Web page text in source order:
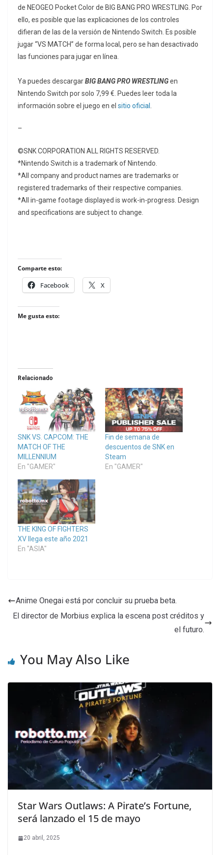
de NEOGEO Pocket Color de BIG BANG PRO WRESTLING. Por
ello, es posible que las explicaciones de los controles
difieran de las de la versión de Nintendo Switch. Es posible
jugar “VS MATCH” de forma local, pero se han desactivado
las funciones para jugar en línea.
Ya puedes descargarBIG BANG PRO WRESTLINGen
Nintendo Switch por solo 7,99 €. Puedes leer toda la
información sobre el juego en el sitio oficial
–
©SNK CORPORATION ALL RIGHTS RESERVED.
*Nintendo Switch is a trademark of Nintendo.
*All company and product names are trademarks or
registered trademarks of their respective companies.
*All in-game footage displayed is work-in-progress. Design
and specifications are subject to change.
Comparte esto:
Facebook X
Me gusta esto:
Relacionado
SNK VS. CAPCOM: THE
MATCH OF THE
MILLENNIUM
En "GAMER"
Fin de semana de
descuentos de SNK en
Steam
En "GAMER"
THE KING OF FIGHTERS
XV llega este año 2021
En "ASIA"
Anime Onegai está por concluir su prueba beta.
El director de Morbius explica la escena post créditos y
el futuro.
You May Also Like
Star Wars Outlaws: A Pirate’s Fortune,
será lanzado el 15 de mayo
20 abril, 2025